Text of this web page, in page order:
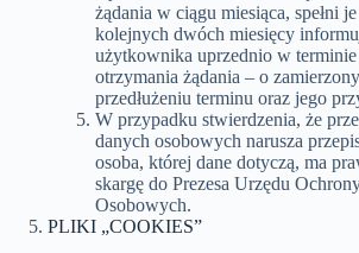
żądania w ciągu miesiąca, spełni
kolejnych dwóch miesięcy
użytkownika uprzednio w terminie
otrzymania żądania – o
przedłużeniu terminu oraz jego
W przypadku stwierdzenia, że
danych osobowych narusza
osoba, której dane dotyczą, ma
skargę do Prezesa Urzędu
Osobowych.
PLIKI „COOKIES”